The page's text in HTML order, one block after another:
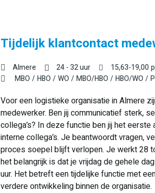
Tijdelijk klantcontact
Almere 24 - 32 uur 15,63-19,00
MBO
HBO WO MBO/HBO HBO/WO
Voor een logistieke organisatie in Almere
medewerker. Ben jij communicatief sterk,
collega’s? In deze functie ben jij het
interne collega’s. Je beantwoordt vragen,
proces soepel blijft verlopen. Je werkt 28
het belangrijk is dat je vrijdag de gehele
uur. Het betreft een tijdelijke functie met
verdere ontwikkeling binnen de organisatie.